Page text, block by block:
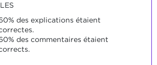
des explications étaient
des commentaires étaient